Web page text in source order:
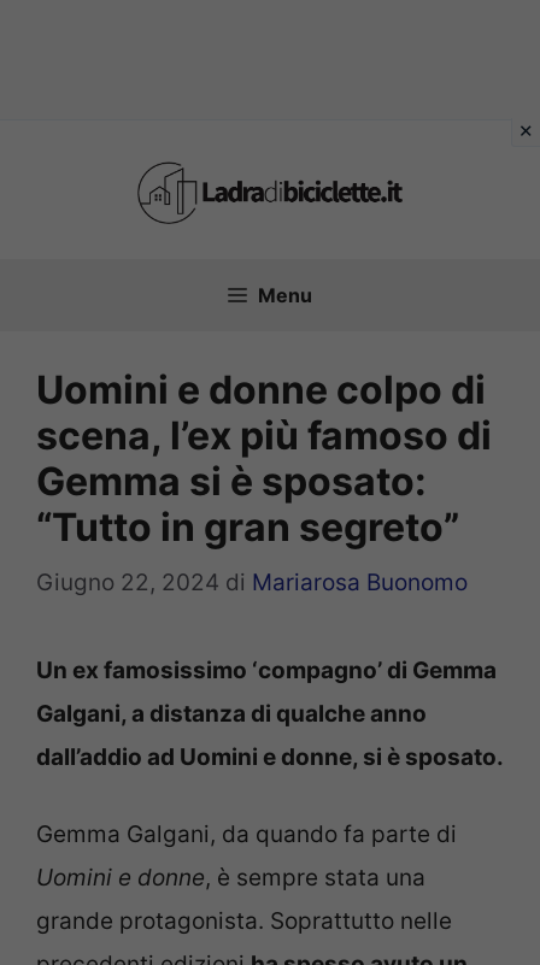
Menu
Uomini e donne colpo di
scena, l’ex più famoso di
Gemma si è sposato:
“Tutto in gran segreto”
Giugno 22, 2024 di Mariarosa Buonomo
Un ex famosissimo ‘compagno’ di Gemma
Galgani, a distanza di qualche anno
dall’addio ad Uomini e donne, si è sposato.
Gemma Galgani, da quando fa parte di
Uomini e donne, è sempre stata una
grande protagonista. Soprattutto nelle